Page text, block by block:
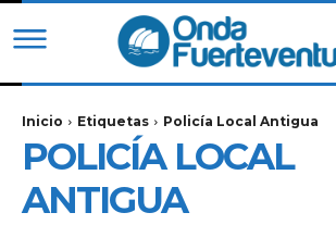
Inicio Etiquetas Policía Local Antigua
POLICÍA LOCAL
ANTIGUA